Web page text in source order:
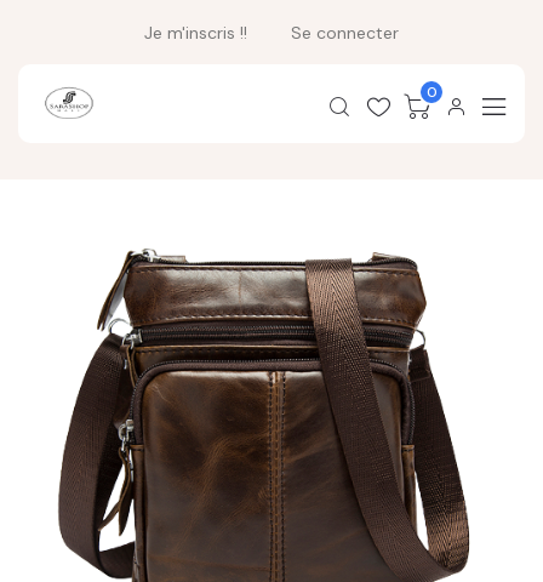
Je m'inscris !! Se connecter
0